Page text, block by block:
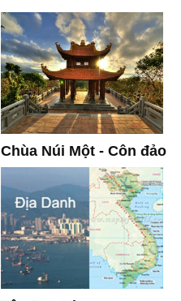
Chùa Núi Một - Côn đảo